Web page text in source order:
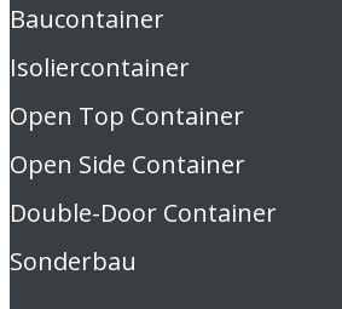
Baucontainer
Isoliercontainer
Open Top Container
Open Side Container
Double-Door Container
Sonderbau